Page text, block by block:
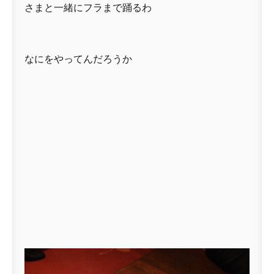
さまと一緒にフラまで踊るわ
なにをやってんだろうか